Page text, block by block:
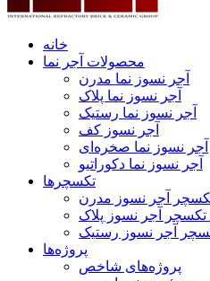
خانه
محصولات آجر نما
آجر نسوز نما مدرن
آجر نسوز نما پلاک
آجر نسوز نما رستیک
آجر نسوز کف
آجر نسوز نما صخره‌ای
آجر نسوز نما دکوراتیو
تکسچرها
پروژه‌ها
پروژه‌های شاخص